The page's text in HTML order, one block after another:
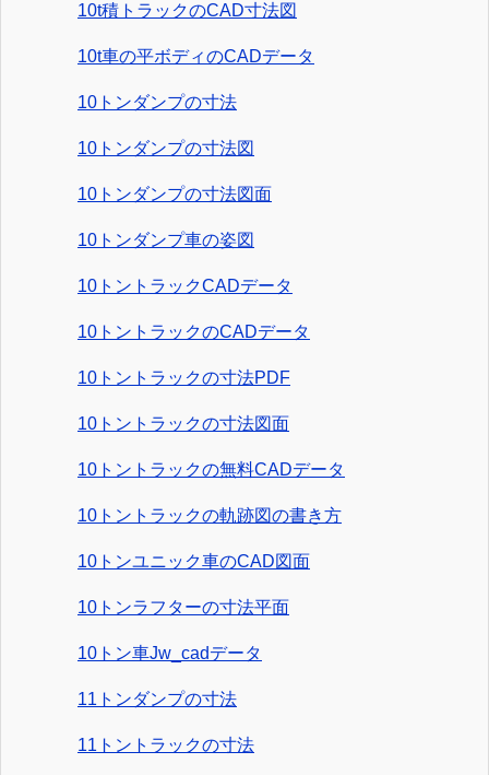
10t積トラックのCAD寸法図
10t車の平ボディのCADデータ
10トンダンプの寸法
10トンダンプの寸法図
10トンダンプの寸法図面
10トンダンプ車の姿図
10トントラックCADデータ
10トントラックのCADデータ
10トントラックの寸法PDF
10トントラックの寸法図面
10トントラックの無料CADデータ
10トントラックの軌跡図の書き方
10トンユニック車のCAD図面
10トンラフターの寸法平面
10トン車Jw_cadデータ
11トンダンプの寸法
11トントラックの寸法